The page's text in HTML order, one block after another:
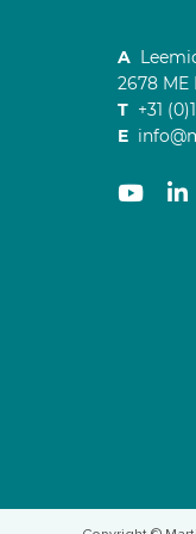
A
2678 ME
T +31
E